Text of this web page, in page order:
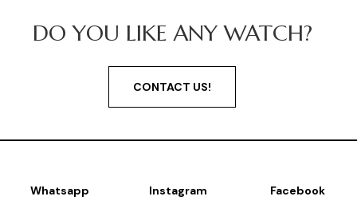
DO YOU LIKE ANY WATCH?
CONTACT US!
Whatsapp Instagram Facebook